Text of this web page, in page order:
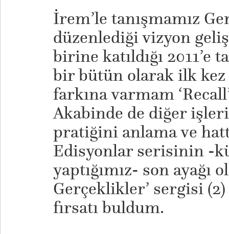
İrem’le tanışmamız
düzenlediği vizyon
birine katıldığı 2011’e
bir bütün olarak ilk
farkına varmam
Akabinde de diğer
pratiğini anlama ve
Edisyonlar serisinin -
yaptığımız- son ayağı
Gerçeklikler’ sergisi
fırsatı buldum.